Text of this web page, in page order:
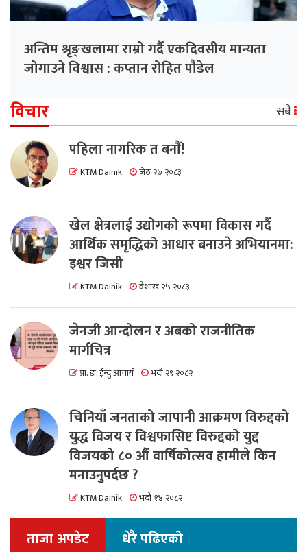
अन्तिम श्रृङ्खलामा राम्रो गर्दै एकदिवसीय मान्यता
जोगाउने विश्वास : कप्तान रोहित पौडेल
विचार सबै
पहिला नागरिक त बनाैं!
KTM Dainik जेठ २७ २०८३
खेल क्षेत्रलाई उद्योगको रूपमा विकास गर्दै
आर्थिक समृद्धिको आधार बनाउने अभियानमा:
इश्वर जिसी
KTM Dainik वैशाख २५ २०८३
जेनजी आन्दोलन र अबको राजनीतिक
मार्गचित्र
प्रा. डा. ईन्दु आचार्य भदौ २९ २०८२
चिनियाँ जनताको जापानी आक्रमण विरुद्दको
युद्ध विजय र विश्वफासिष्ट विरुद्दको युद्द
विजयको ८० औं वार्षिकोत्सव हामीले किन
मनाउनुपर्दछ ?
KTM Dainik भदौ १४ २०८२
ताजा अपडेट धेरै पढिएको